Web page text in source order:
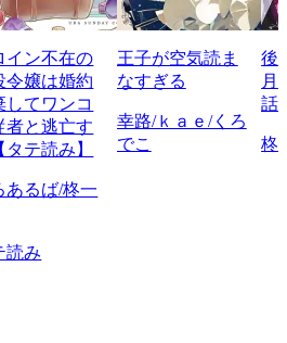
イン不在の
令嬢は婚約
してワンコ
者と逃亡す
タテ読み】
あるば/柊一
読み
王子が空気読ま
なすぎる
幸路/ｋａｅ/くろ
でこ
後
月
話
柊